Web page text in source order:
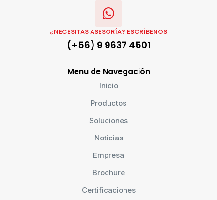
¿NECESITAS ASESORÍA? ESCRÍBENOS
(+56) 9 9637 4501
Menu de Navegación
Inicio
Productos
Soluciones
Noticias
Empresa
Brochure
Certificaciones